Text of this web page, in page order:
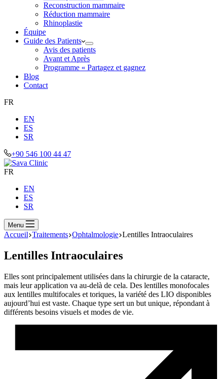
Reconstruction mammaire
Réduction mammaire
Rhinoplastie
Équipe
Guide des Patients
Avis des patients
Avant et Après
Programme « Partagez et gagnez
Blog
Contact
FR
EN
ES
SR
+90 546 100 44 47
FR
EN
ES
SR
Menu
Accueil Traitements Ophtalmologie Lentilles Intraoculaires
Lentilles Intraoculaires
Elles sont principalement utilisées dans la chirurgie de la cataracte,
mais leur application va au-delà de cela. Des lentilles monofocales
aux lentilles multifocales et toriques, la variété des LIO disponibles
aujourd’hui est vaste. Chaque type sert un but unique, répondant à
différents besoins visuels et modes de vie.